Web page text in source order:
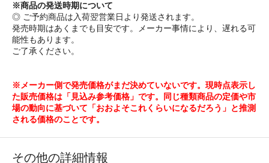
※商品の発送時期について
◎ ご予約商品は入荷翌営業日より発送されます。
発売時期はあくまでも目安です。メーカー事情により、遅れる可
能性もあります。
ご了承ください。
※メーカー側で発売価格がまだ決めていないです。現時点表示し
た販売価格は「見込み参考価格」です。同じ種類商品の定価や市
場の動向に基づいて「おおよそこれくらいになるだろう」と推測
される価格のことです。
その他の詳細情報